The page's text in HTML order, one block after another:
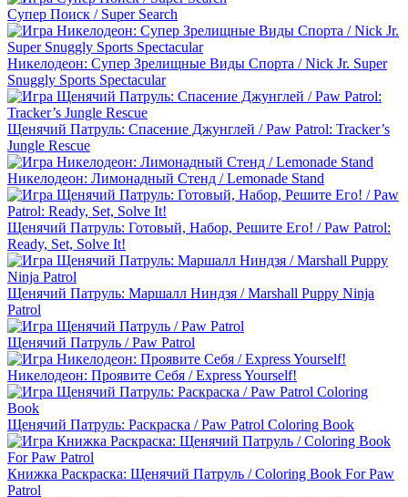
Супер Поиск / Super Search
Никелодеон: Супер Зрелищные Виды Спорта / Nick Jr. Super
Snuggly Sports Spectacular
Щенячий Патруль: Спасение Джунглей / Paw Patrol: Tracker’s
Jungle Rescue
Никелодеон: Лимонадный Стенд / Lemonade Stand
Щенячий Патруль: Готовый, Набор, Решите Его! / Paw Patrol:
Ready, Set, Solve It!
Щенячий Патруль: Маршалл Ниндзя / Marshall Puppy Ninja
Patrol
Щенячий Патруль / Paw Patrol
Никелодеон: Проявите Себя / Express Yourself!
Щенячий Патруль: Раскраска / Paw Patrol Coloring Book
Книжка Раскраска: Щенячий Патруль / Coloring Book For Paw
Patrol